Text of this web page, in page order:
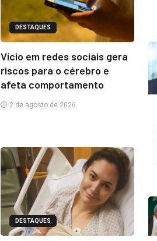
DESTAQUES
Vício em redes sociais gera
riscos para o cérebro e
afeta comportamento
2 de agosto de 2026
DESTAQUES